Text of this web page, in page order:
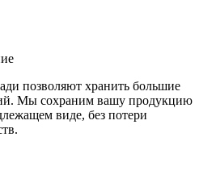
позволяют хранить большие
Мы сохраним вашу продукцию
виде, без потери